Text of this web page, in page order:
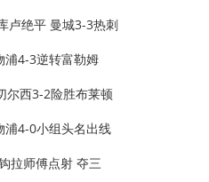
卢绝平 曼城3-3热刺
浦4-3逆转富勒姆
尔西3-2险胜布莱顿
浦4-0小组头名出线
拉师傅点射 夺三